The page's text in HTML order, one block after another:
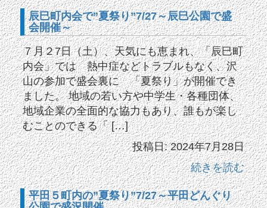
辰巳町内会で”夏祭り”7/27～辰巳公園で盛
会開催～
７月２7日（土）、天気にも恵まれ、「辰巳町
内会」では 熱中症などトラブルもなく、沢
山の参加で盛会裏に 「夏祭り」が開催でき
ました。 地域の若い方や中学生・各種団体、
地域企業の全面的な協力もあり、誰もが楽し
むことのできる「 […]
投稿日: 2024年7月28日
続きを読む
平田５町内の”夏祭り”7/27～平田どんぐり